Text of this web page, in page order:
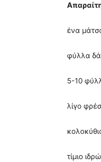
ένα
φύλλα
5-10
λίγο
τίμιο